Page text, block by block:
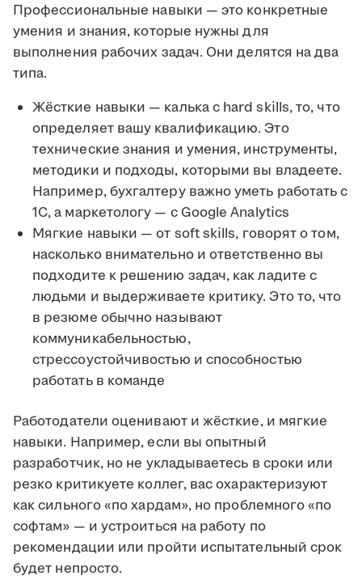
Профессиональные навыки — это конкретные
умения и знания, которые нужны для
выполнения рабочих задач. Они делятся на два
типа.
Жёсткие навыки — калька с hard skills, то, что
определяет вашу квалификацию. Это
технические знания и умения, инструменты,
методики и подходы, которыми вы владеете.
Например, бухгалтеру важно уметь работать с
1С, а маркетологу — с Google Analytics
Мягкие навыки — от soft skills, говорят о том,
насколько внимательно и ответственно вы
подходите к решению задач, как ладите с
людьми и выдерживаете критику. Это то, что
в резюме обычно называют
коммуникабельностью,
стрессоустойчивостью и способностью
работать в команде
Работодатели оценивают и жёсткие, и мягкие
навыки. Например, если вы опытный
разработчик, но не укладываетесь в сроки или
резко критикуете коллег, вас охарактеризуют
как сильного «по хардам», но проблемного «по
софтам» — и устроиться на работу по
рекомендации или пройти испытательный срок
будет непросто.